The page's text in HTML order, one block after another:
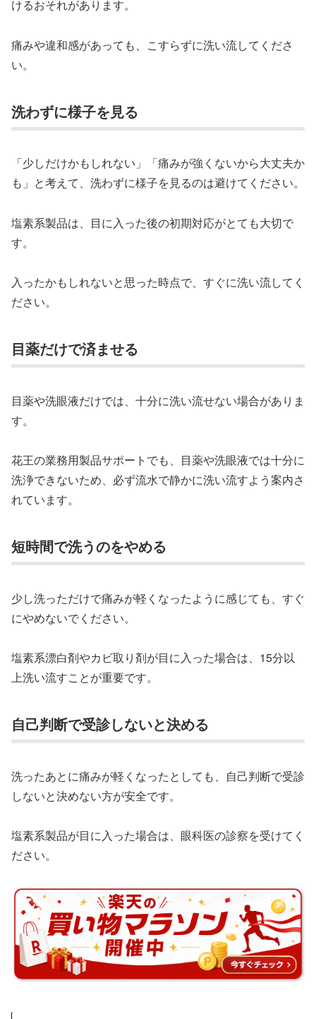
けるおそれがあります。
痛みや違和感があっても、こすらずに洗い流してくださ
い。
洗わずに様子を見る
「少しだけかもしれない」「痛みが強くないから大丈夫か
も」と考えて、洗わずに様子を見るのは避けてください。
塩素系製品は、目に入った後の初期対応がとても大切で
す。
入ったかもしれないと思った時点で、すぐに洗い流してく
ださい。
目薬だけで済ませる
目薬や洗眼液だけでは、十分に洗い流せない場合がありま
す。
花王の業務用製品サポートでも、目薬や洗眼液では十分に
洗浄できないため、必ず流水で静かに洗い流すよう案内さ
れています。
短時間で洗うのをやめる
少し洗っただけで痛みが軽くなったように感じても、すぐ
にやめないでください。
塩素系漂白剤やカビ取り剤が目に入った場合は、15分以
上洗い流すことが重要です。
自己判断で受診しないと決める
洗ったあとに痛みが軽くなったとしても、自己判断で受診
しないと決めない方が安全です。
塩素系製品が目に入った場合は、眼科医の診察を受けてく
ださい。